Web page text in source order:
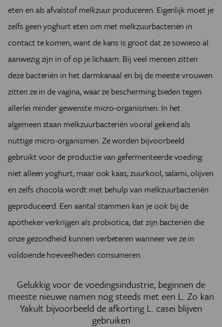
eten en als afvalstof melkzuur produceren. Eigenlijk moet je
zelfs geen yoghurt eten om met melkzuurbacteriën in
contact te komen, want de kans is groot dat ze sowieso al
aanwezig zijn in of op je lichaam. Bij veel mensen zitten
deze bacteriën in het darmkanaal en bij de meeste vrouwen
zitten ze in de vagina, waar ze bescherming bieden tegen
allerlei minder gewenste micro-organismen. In het
algemeen staan melkzuurbacteriën vooral gekend als
nuttige micro-organismen. Ze worden bijvoorbeeld
gebruikt voor de productie van gefermenteerde voeding:
niet alleen yoghurt, maar ook kaas, zuurkool, salami, olijven
en zelfs chocola wordt met behulp van melkzuurbacteriën
geproduceerd. Een aantal stammen kan je ook bij de
apotheker verkrijgen als probiotica; dat zijn bacteriën die
onze gezondheid kunnen verbeteren wanneer we ze in
voldoende hoeveelheden consumeren.
Gelukkig voor de voedingsindustrie, beginnen de
meeste nieuwe namen nog steeds met een L. Zo kan
Yakult bijvoorbeeld de afkorting L. casei blijven
gebruiken